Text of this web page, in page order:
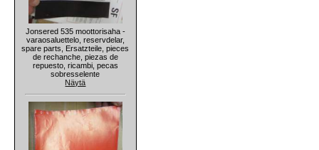
Jonsered 535 moottorisaha -
varaosaluettelo, reservdelar,
spare parts, Ersatzteile, pieces
de rechanche, piezas de
repuesto, ricambi, pecas
sobresselente
Näytä